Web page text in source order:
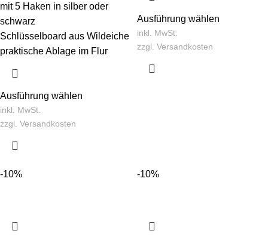
mit 5 Haken in silber oder
schwarz
Schlüsselboard aus Wildeiche
praktische Ablage im Flur
Ausführung wählen
inkl. MwSt.
zzgl. Versandkosten
Ausführung wählen
inkl. MwSt.
zzgl. Versandkosten
-10% -10%